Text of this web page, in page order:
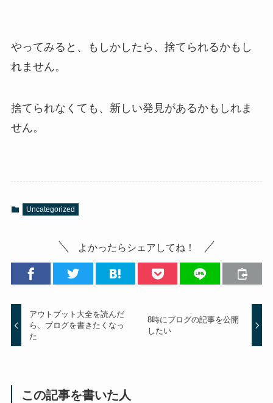
やってみると、もしかしたら、捨てられるかもし
れません。
捨てられなくても、新しい発見があるかもしれま
せん。
Uncategorized
よかったらシェアしてね！
アウトプット大全を読んだ
ら、ブログを書きたくなっ
た
8時にブログの記事を公開
したい
この記事を書いた人